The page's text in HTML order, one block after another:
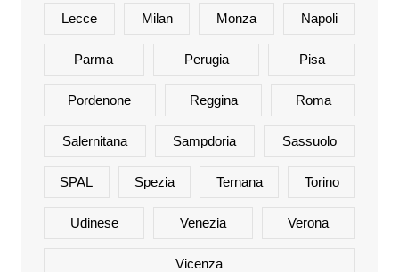
Lecce Milan Monza Napoli
Parma Perugia Pisa
Pordenone Reggina Roma
Salernitana Sampdoria Sassuolo
SPAL Spezia Ternana Torino
Udinese Venezia Verona
Vicenza